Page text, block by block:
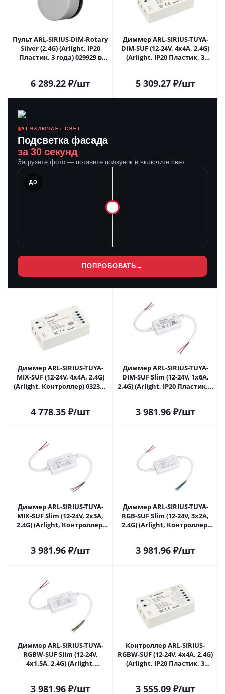
Пульт ARL-SIRIUS-DIM-Rotary
Silver (2.4G) (Arlight, IP20
Пластик, 3 года) 029929 в
6 289.22₽/шт
Диммер ARL-SIRIUS-TUYA-
DIM-SUF (12-24V, 4x4A, 2.4G)
(Arlight, IP20 Пластик, 3
5 309.27₽/шт
AI ВКЛЮЧАЕТ СВЕТ
Подсветка фасада
за 30 секунд
Загрузите фото — потяните ползунок и включите свет
ДО
ПОПРОБОВАТЬ →
Диммер ARL-SIRIUS-TUYA-
MIX-SUF (12-24V, 4x4A, 2.4G)
(Arlight, Контроллер) 032343
4 778.35₽/шт
Диммер ARL-SIRIUS-TUYA-
DIM-SUF Slim (12-24V, 1x6A,
2.4G) (Arlight, IP20 Пластик, 3
3 981.96₽/шт
Диммер ARL-SIRIUS-TUYA-
MIX-SUF Slim (12-24V, 2x3A,
2.4G) (Arlight, Контроллер)
3 981.96₽/шт
Диммер ARL-SIRIUS-TUYA-
RGB-SUF Slim (12-24V, 3x2A,
2.4G) (Arlight, Контроллер)
3 981.96₽/шт
Диммер ARL-SIRIUS-TUYA-
RGBW-SUF Slim (12-24V,
4x1.5A, 2.4G) (Arlight,
3 981.96₽/шт
Контроллер ARL-SIRIUS-
RGBW-SUF (12-24V, 4x4A, 2.4G)
(Arlight, IP20 Пластик, 3
3 555.09₽/шт